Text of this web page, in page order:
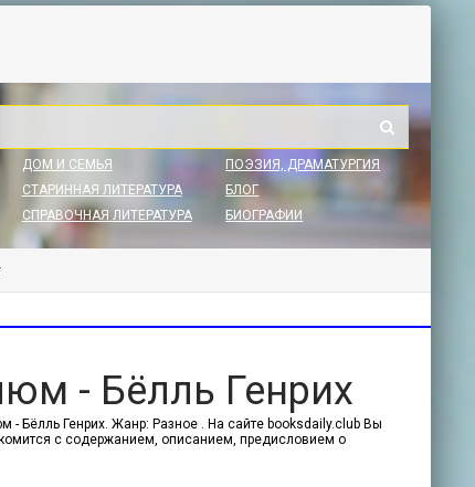
ДОМ И СЕМЬЯ
СТАРИННАЯ ЛИТЕРАТУРА
СПРАВОЧНАЯ ЛИТЕРАТУРА
ПОЭЗИЯ, ДРАМАТУРГИЯ
БЛОГ
БИОГРАФИИ
- Бёлль Генрих
- Бёлль Генрих. Жанр: Разное . На сайте booksdaily.club Вы
с содержанием, описанием, предисловием о